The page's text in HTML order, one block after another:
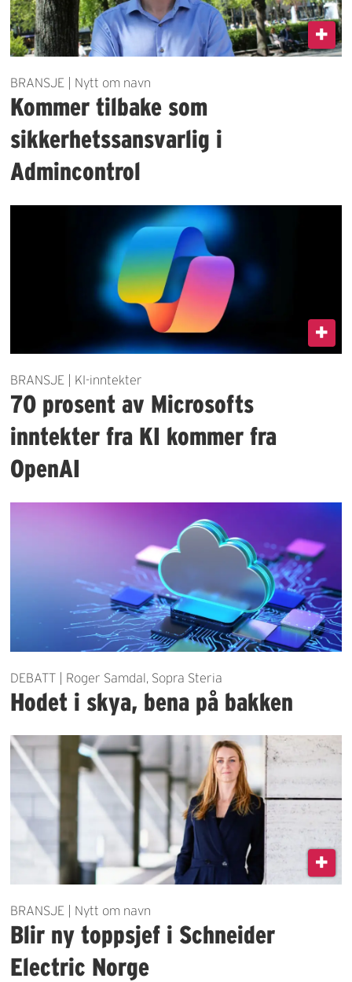
BRANSJE | Nytt om navn
Kommer tilbake som
sikkerhetssansvarlig i
Admincontrol
BRANSJE | KI-inntekter
70 prosent av Microsofts
inntekter fra KI kommer fra
OpenAI
DEBATT | Roger Samdal, Sopra Steria
Hodet i skya, bena på bakken
BRANSJE | Nytt om navn
Blir ny toppsjef i Schneider
Electric Norge